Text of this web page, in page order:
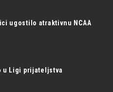
ugostilo atraktivnu NCAA
u Ligi prijateljstva